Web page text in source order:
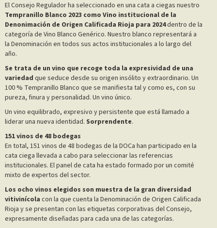
El Consejo Regulador ha seleccionado en una cata a ciegas nuestro
Tempranillo Blanco 2023 como Vino institucional de la
Denonimación de Origen Calificada Rioja para 2024dentro de la
categoría de Vino Blanco Genérico. Nuestro blanco representará a
la Denominación en todos sus actos institucionales a lo largo del
año.
Se trata de un vino que recoge toda la expresividad de una
variedad que seduce desde su origen insólito y extraordinario. Un
100 % Tempranillo Blanco que se manifiesta tal y como es, con su
pureza, finura y personalidad. Un vino único.
Un vino equilibrado, expresivo y persistente que está llamado a
liderar una nueva identidad. Sorprendente.
151 vinos de 48 bodegas
En total, 151 vinos de 48 bodegas de la DOCa han participado en la
cata ciega llevada a cabo para seleccionar las referencias
institucionales. El panel de cata ha estado formado por un comité
mixto de expertos del sector.
Los ocho vinos elegidos son muestra de la gran diversidad
vitivinícola con la que cuenta la Denominación de Origen Calificada
Rioja y se presentan con las etiquetas corporativas del Consejo,
expresamente diseñadas para cada una de las categorías.